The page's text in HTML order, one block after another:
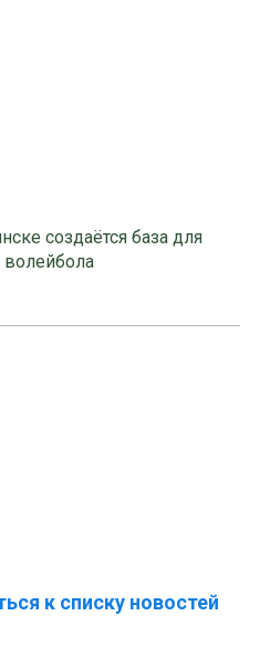
создаётся база для
к списку новостей